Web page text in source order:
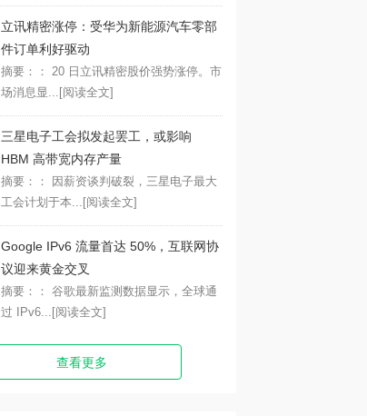
立讯精密涨停：受华为新能源汽车零部
件订单利好驱动
摘要：： 20 日立讯精密股价强势涨停。市
场消息显... [阅读全文]
三星电子工会拟发起罢工，或影响
HBM 高带宽内存产量
摘要：： 因薪资谈判破裂，三星电子最大
工会计划于本... [阅读全文]
Google IPv6 流量首达 50%，互联网协
议迎来黄金交叉
摘要：： 谷歌最新监测数据显示，全球通
过 IPv6... [阅读全文]
查看更多